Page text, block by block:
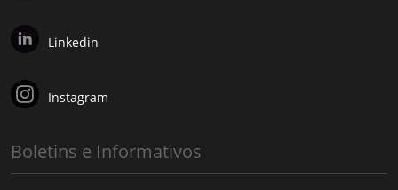
Linkedin
Instagram
Boletins e Informativos